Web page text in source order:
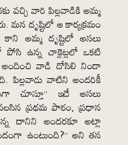
వచ్చి వారి పిల్లవాడికి అమ్మ
మన దృష్టిలో ఆ కార్యక్రమం
అమ్మ దృష్టిలో అసలు
పోసి ఉన్న చాక్లెట్లలో ఒకటి
వాడి దోసిలి నిండా
పిల్లవాడు వాటిని అందరికీ
చూస్తూ” ఇదే అసలు
ప్రథమ పాఠం, ప్రధాన
దానిని అందరకూ అట్లా
ఉంటుంది?” అని తన